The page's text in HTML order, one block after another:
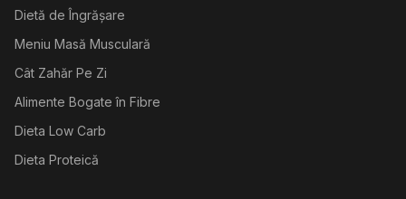
Dietă de Îngrășare
Meniu Masă Musculară
Cât Zahăr Pe Zi
Alimente Bogate în Fibre
Dieta Low Carb
Dieta Proteică